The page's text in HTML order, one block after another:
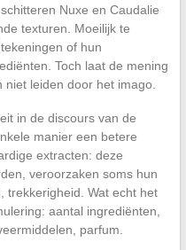
Nuxe en Caudalie
texturen. Moeilijk te
of hun
Toch laat de mening
leiden door het imago.
in de discours van de
manier een betere
extracten: deze
veroorzaken soms hun
trekkerigheid. Wat echt het
aantal ingrediënten,
parfum.